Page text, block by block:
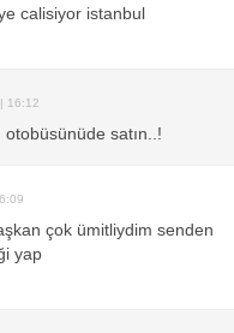
calisiyor istanbul
16:12
otobüsünüde satın..!
çok ümitliydim senden
yap